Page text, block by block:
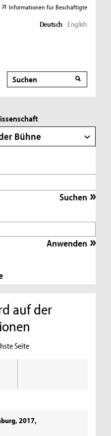
Informationen für Beschäftigte
Deutsch English
Suche
Suche
Bühne
auf der
Seite
2017,